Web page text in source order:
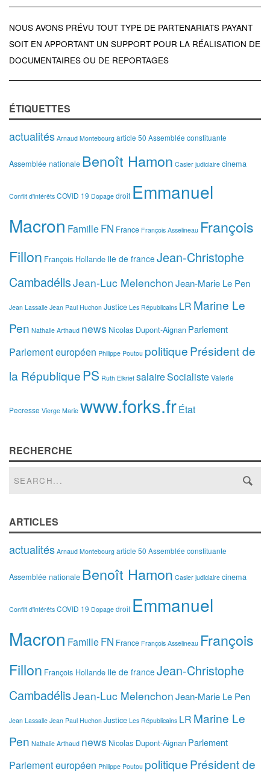
NOUS AVONS PRÉVU TOUT TYPE DE PARTENARIATS PAYANT
SOIT EN APPORTANT UN SUPPORT POUR LA RÉALISATION DE
DOCUMENTAIRES OU DE REPORTAGES
ÉTIQUETTES
actualités Arnaud Montebourg article 50 Assemblée constituante
Assemblée nationale Benoît Hamon Casier judiciaire cinema
Conflit d'intérêts COVID 19 Dopage droit Emmanuel
Macron FamilleFN France François Asselineau François
Fillon François Hollande Ile de france Jean-Christophe
CambadélisJean-Luc MelenchonJean-Marie Le Pen
Jean Lassalle Jean Paul Huchon Justice Les Républicains LR Marine Le
Pen Nathalie Arthaud news Nicolas Dupont-Aignan Parlement
Parlement européen Philippe Poutou politiquePrésident de
la République PS Ruth Elkrief salaireSocialisteValerie
Pecresse Vierge Marie www.forks.frÉtat
RECHERCHE
ARTICLES
actualités Arnaud Montebourg article 50 Assemblée constituante
Assemblée nationale Benoît Hamon Casier judiciaire cinema
Conflit d'intérêts COVID 19 Dopage droit Emmanuel
Macron FamilleFN France François Asselineau François
Fillon François Hollande Ile de france Jean-Christophe
CambadélisJean-Luc MelenchonJean-Marie Le Pen
Jean Lassalle Jean Paul Huchon Justice Les Républicains LR Marine Le
Pen Nathalie Arthaud news Nicolas Dupont-Aignan Parlement
Parlement européen Philippe Poutou politiquePrésident de